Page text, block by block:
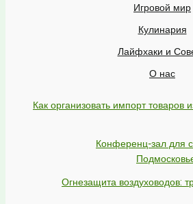
Игровой мир
Кулинария
Лайфхаки и
О нас
Как организовать импорт товаров
Конференц-зал для
Огнезащита воздуховодов: